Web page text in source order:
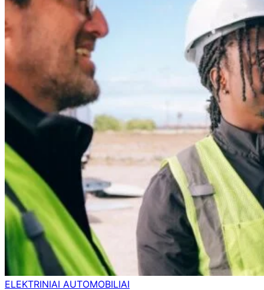
ELEKTRINIAI AUTOMOBILIAI